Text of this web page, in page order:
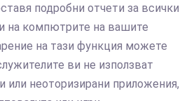
подробни отчети за всички
на компютрите на вашите
на тази функция можете
ви не използват
или неоторизирани приложения,